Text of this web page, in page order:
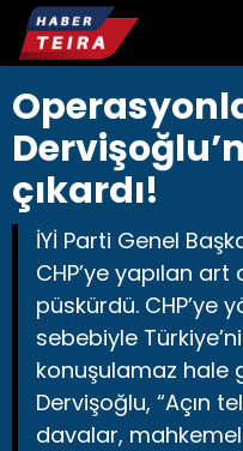
çıkardı!
İYİ Parti Genel
CHP’ye yapılan
püskürdü. CHP’ye
sebebiyle
konuşulamaz hale
Dervişoğlu, “Açın
davalar,